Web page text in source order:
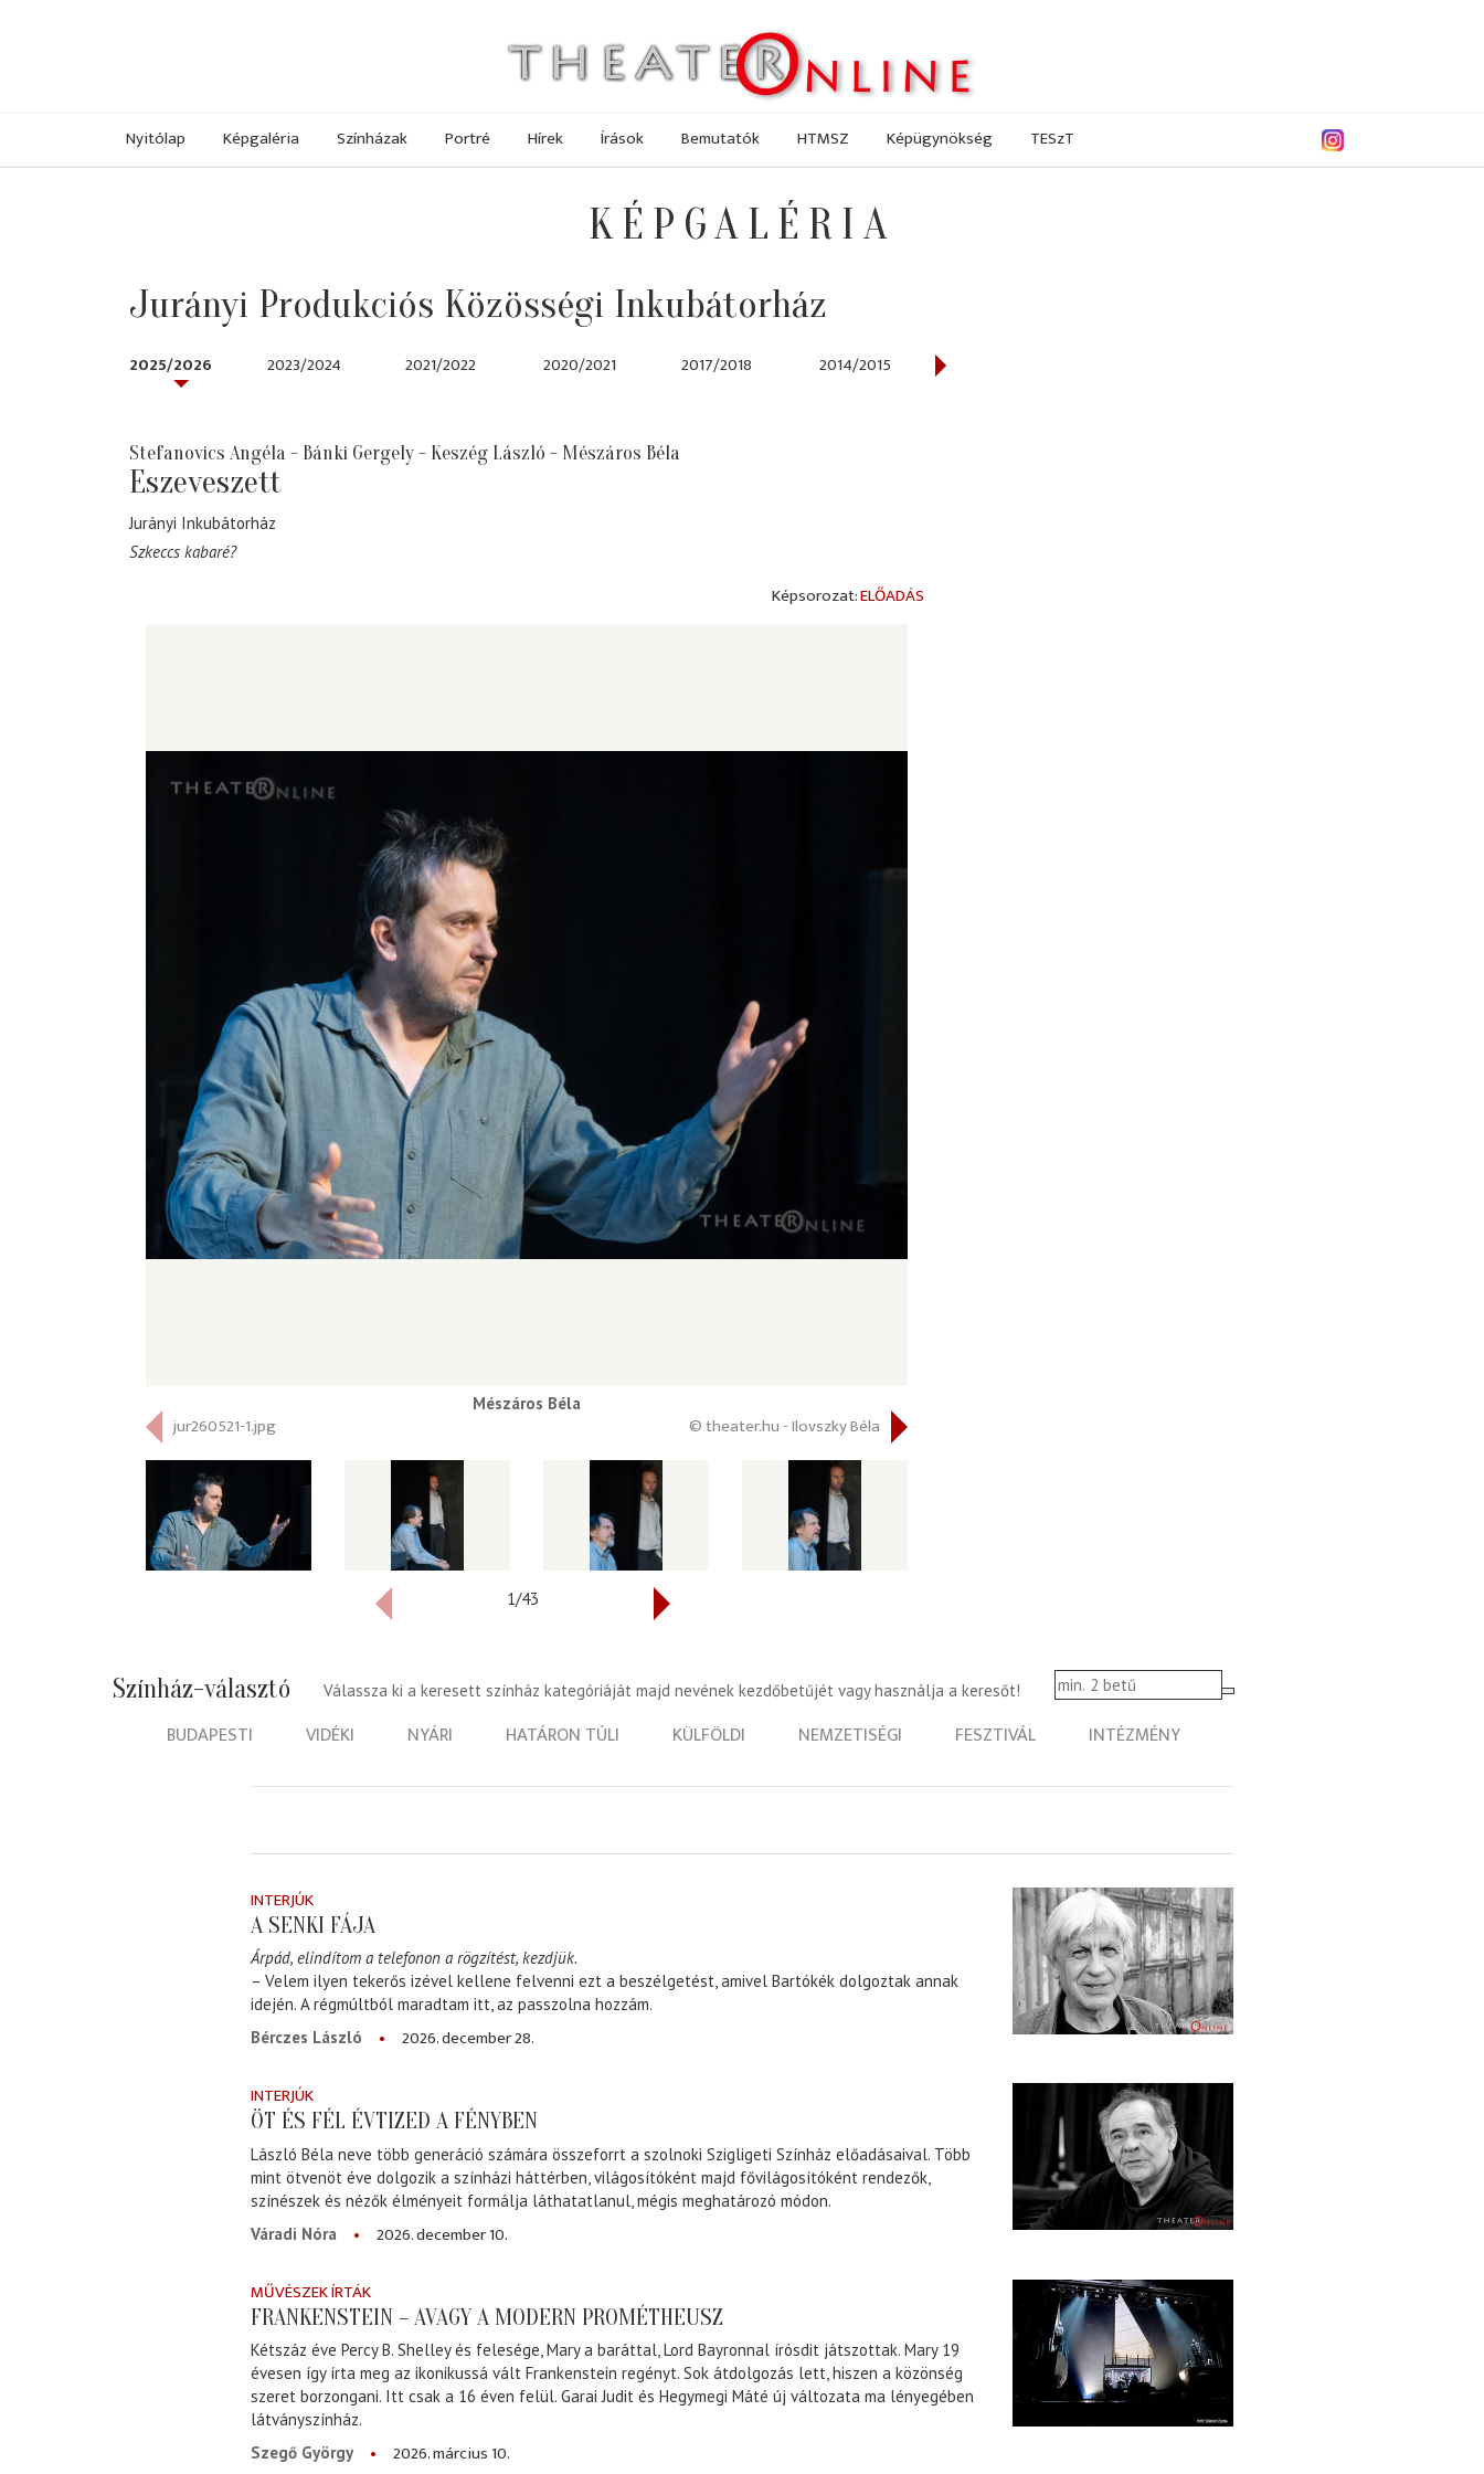
Nyitólap Képgaléria Színházak Portré Hírek Írások Bemutatók HTMSZ Képügynökség TESzT
KÉPGALÉRIA
Jurányi Produkciós Közösségi Inkubátorház
2025/2026 2023/2024 2021/2022 2020/2021 2017/2018 2014/2015
Stefanovics Angéla - Bánki Gergely - Keszég László - Mészáros Béla
Eszeveszett
Jurányi Inkubátorház
Szkeccs kabaré?
ELŐADÁS
Mészáros Béla
© theater.hu - Ilovszky Béla
jur260521-1.jpg
1/43
Színház-választó Válassza ki a keresett színház kategóriáját majd nevének kezdőbetűjét vagy használja a keresőt!
BUDAPESTI VIDÉKI NYÁRI HATÁRON TÚLI KÜLFÖLDI NEMZETISÉGI FESZTIVÁL INTÉZMÉNY
INTERJÚK
A SENKI FÁJA
Árpád, elindítom a telefonon a rögzítést, kezdjük.
– Velem ilyen tekerős izével kellene felvenni ezt a beszélgetést, amivel Bartókék dolgoztak annak
idején. A régmúltból maradtam itt, az passzolna hozzám.
Bérczes László
2026. december 28.
INTERJÚK
ÖT ÉS FÉL ÉVTIZED A FÉNYBEN
László Béla neve több generáció számára összeforrt a szolnoki Szigligeti Színház előadásaival. Több
mint ötvenöt éve dolgozik a színházi háttérben, világosítóként majd fővilágosítóként rendezők,
színészek és nézők élményeit formálja láthatatlanul, mégis meghatározó módon.
Váradi Nóra
2026. december 10.
MŰVÉSZEK ÍRTÁK
FRANKENSTEIN – AVAGY A MODERN PROMÉTHEUSZ
Kétszáz éve Percy B. Shelley és felesége, Mary a baráttal, Lord Bayronnal írósdit játszottak. Mary 19
évesen így írta meg az ikonikussá vált Frankenstein regényt. Sok átdolgozás lett, hiszen a közönség
szeret borzongani. Itt csak a 16 éven felül. Garai Judit és Hegymegi Máté új változata ma lényegében
látványszínház.
Szegő György
2026. március 10.